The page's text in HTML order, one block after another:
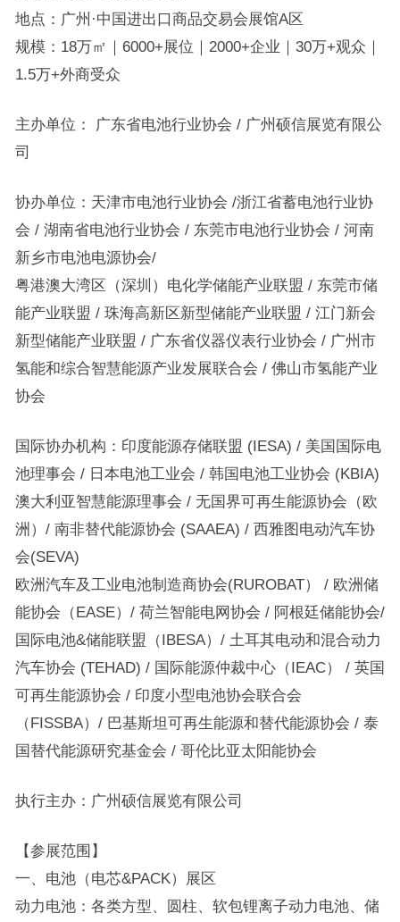
地点：广州·中国进出口商品交易会展馆A区
规模：18万㎡｜6000+展位｜2000+企业｜30万+观众｜
1.5万+外商受众
主办单位： 广东省电池行业协会 / 广州硕信展览有限公
司
协办单位：天津市电池行业协会 /浙江省蓄电池行业协
会 / 湖南省电池行业协会 / 东莞市电池行业协会 / 河南
新乡市电池电源协会/
粤港澳大湾区（深圳）电化学储能产业联盟 / 东莞市储
能产业联盟 / 珠海高新区新型储能产业联盟 / 江门新会
新型储能产业联盟 / 广东省仪器仪表行业协会 / 广州市
氢能和综合智慧能源产业发展联合会 / 佛山市氢能产业
协会
国际协办机构：印度能源存储联盟 (IESA) / 美国国际电
池理事会 / 日本电池工业会 / 韩国电池工业协会 (KBIA)
澳大利亚智慧能源理事会 / 无国界可再生能源协会（欧
洲）/ 南非替代能源协会 (SAAEA) / 西雅图电动汽车协
会(SEVA)
欧洲汽车及工业电池制造商协会(RUROBAT） / 欧洲储
能协会（EASE）/ 荷兰智能电网协会 / 阿根廷储能协会/
国际电池&储能联盟（IBESA）/ 土耳其电动和混合动力
汽车协会 (TEHAD) / 国际能源仲裁中心（IEAC） / 英国
可再生能源协会 / 印度小型电池协会联合会
（FISSBA）/ 巴基斯坦可再生能源和替代能源协会 / 泰
国替代能源研究基金会 / 哥伦比亚太阳能协会
执行主办：广州硕信展览有限公司
【参展范围】
一、电池（电芯&PACK）展区
动力电池：各类方型、圆柱、软包锂离子动力电池、储